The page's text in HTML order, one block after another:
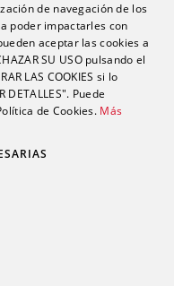
de navegación de los
poder impactarles con
aceptar las cookies a
SU USO pulsando el
LAS COOKIES si lo
Puede
de Cookies. Más